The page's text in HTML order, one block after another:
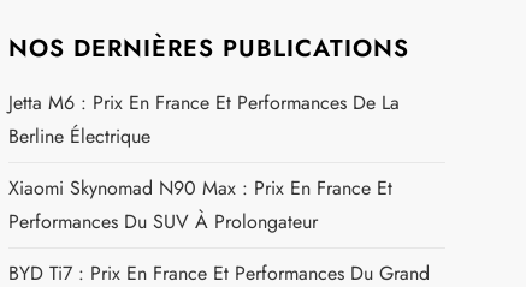
NOS DERNIÈRES PUBLICATIONS
Jetta M6 : Prix En France Et Performances De La
Berline Électrique
Xiaomi Skynomad N90 Max : Prix En France Et
Performances Du SUV À Prolongateur
BYD Ti7 : Prix En France Et Performances Du Grand